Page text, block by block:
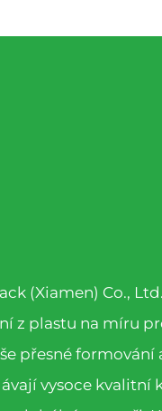
(Xiamen) Co.,
z plastu na míru
přesné formování
vysoce kvalitní